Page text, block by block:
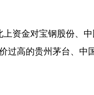
金对宝钢股份、中
过高的贵州茅台、中